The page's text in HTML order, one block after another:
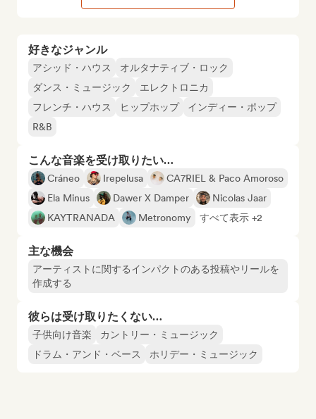
好きなジャンル
アシッド・ハウス
オルタナティブ・ロック
ダンス・ミュージック
エレクトロニカ
フレンチ・ハウス
ヒップホップ
インディー・ポップ
R&B
こんな音楽を受け取りたい…
Cráneo Irepelusa
CA7RIEL & Paco Amoroso
Ela Minus
Dawer X Damper
Nicolas Jaar
KAYTRANADA
Metronomy すべて表示 +2
主な機会
アーティストに関するインパクトのある投稿やリールを
作成する
彼らは受け取りたくない…
子供向け音楽
カントリー・ミュージック
ドラム・アンド・ベース
ホリデー・ミュージック